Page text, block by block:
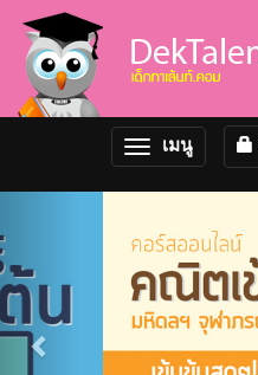
Toggle
navigation
เมนู